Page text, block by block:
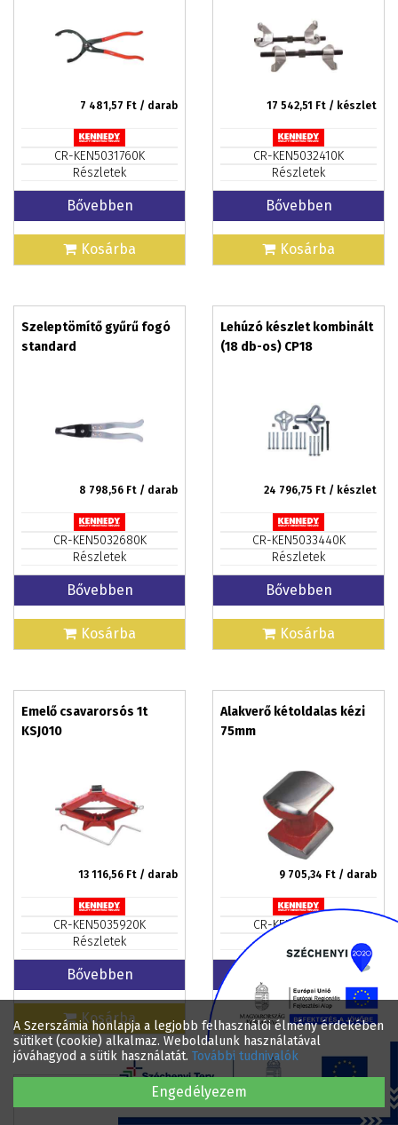
A Szerszámia honlapja a legjobb felhasználói élmény érdekében
sütiket (cookie) alkalmaz. Weboldalunk használatával
jóváhagyod a sütik használatát. További tudnivalók
Engedélyezem
7 481,57 Ft / darab
CR-KEN5031760K
Részletek
Bővebben
Kosárba
17 542,51 Ft / készlet
CR-KEN5032410K
Részletek
Bővebben
Kosárba
Szeleptömítő gyűrű fogó
standard
8 798,56 Ft / darab
CR-KEN5032680K
Részletek
Bővebben
Kosárba
Lehúzó készlet kombinált
(18 db-os) CP18
24 796,75 Ft / készlet
CR-KEN5033440K
Részletek
Bővebben
Kosárba
Emelő csavarorsós 1t
KSJ010
13 116,56 Ft / darab
CR-KEN5035920K
Részletek
Bővebben
Kosárba
Alakverő kétoldalas kézi
75mm
9 705,34 Ft / darab
CR-KEN5037520K
Kosárba
Alakverő félköríves 81mm